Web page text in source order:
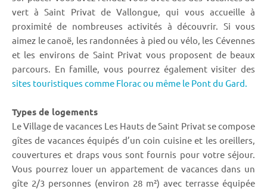
vert à Saint Privat de Vallongue, qui vous accueille à
proximité de nombreuses activités à découvrir. Si vous
aimez le canoë, les randonnées à pied ou vélo, les Cévennes
et les environs de Saint Privat vous proposent de beaux
parcours. En famille, vous pourrez également visiter des
sites touristiques comme Florac ou même le Pont du Gard.
Types de logements
Le Village de vacances Les Hauts de Saint Privat se compose
gîtes de vacances équipés d’un coin cuisine et les oreillers,
couvertures et draps vous sont fournis pour votre séjour.
Vous pourrez louer un appartement de vacances dans un
gîte 2/3 personnes (environ 28 m²) avec terrasse équipée